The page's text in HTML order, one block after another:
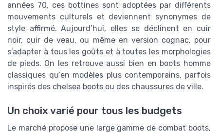
années 70, ces bottines sont adoptées par différents
mouvements culturels et deviennent synonymes de
style affirmé. Aujourd’hui, elles se déclinent en cuir
noir, cuir de veau, ou même en version cognac, pour
s’adapter à tous les goûts et à toutes les morphologies
de pieds. On les retrouve aussi bien en boots homme
classiques qu’en modèles plus contemporains, parfois
inspirés des chelsea boots ou des chaussures de ville.
Un choix varié pour tous les budgets
Le marché propose une large gamme de combat boots,